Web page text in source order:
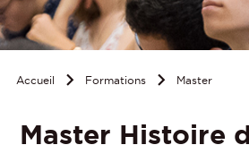
Accueil Formations Master
Master Histoire